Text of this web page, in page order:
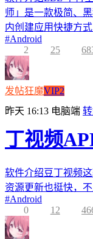
师」是一款极简、
内创建应用快捷方
#Android
2
25
发帖狂魔VIP2
昨天 16:13 电脑端
丁视频
软件介绍豆丁视频
资源更新也挺快，
#Android
0
12